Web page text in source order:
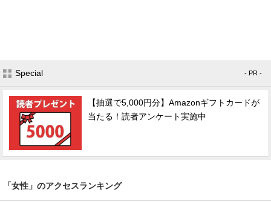
Special - PR -
【抽選で5,000円分】Amazonギフトカードが
当たる！読者アンケート実施中
「女性」のアクセスランキング